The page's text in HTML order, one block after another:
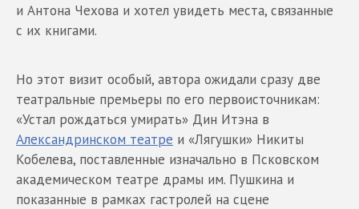
и Антона Чехова и хотел увидеть места, связанные
с их книгами.
Но этот визит особый, автора ожидали сразу две
театральные премьеры по его первоисточникам:
«Устал рождаться умирать» Дин Итэна в
Александринском театре и «Лягушки» Никиты
Кобелева, поставленные изначально в Псковском
академическом театре драмы им. Пушкина и
показанные в рамках гастролей на сцене